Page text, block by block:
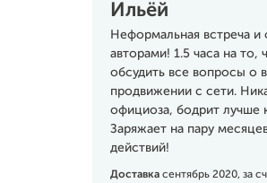
Ильёй
Неформальная встреча и
авторами! 1.5 часа на то,
обсудить все вопросы о
продвижении с сети.
официоза, бодрит лучше
Заряжает на пару
действий!
Доставка сентябрь 2020, за